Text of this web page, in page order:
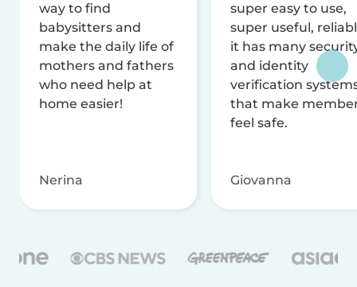
way to find
babysitters and
make the daily life of
mothers and fathers
who need help at
home easier!
Nerina
super easy to use,
super useful,
it has many
and identity
verification
that make
feel safe.
Giovanna